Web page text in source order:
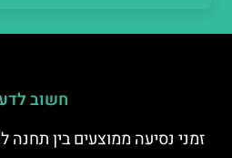
חשוב
זמני נסיעה ממוצעים בין תחנה